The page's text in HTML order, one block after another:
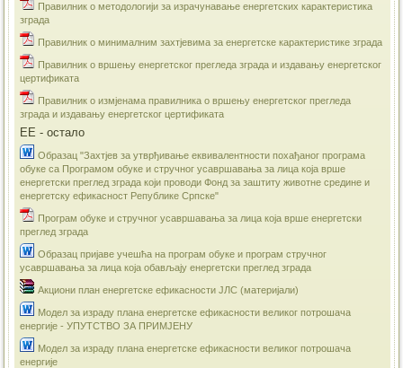
Правилник о методологији за израчунавање енергетских карактеристика
зграда
Правилник о минималним захтјевима за енергетске карактеристике зграда
Правилник о вршењу енергетског прегледа зграда и издавању енергетског
цертификата
Правилник о измјенама правилника о вршењу енергетског прегледа
зграда и издавању енергетског цертификата
ЕЕ - остало
Образац "Захтјев за утврђивање еквивалентности похађаног програма
обуке са Програмом обуке и стручног усавршавања за лица која врше
енергетски преглед зграда који проводи Фонд за заштиту животне средине и
енергетску ефикасност Републике Српске"
Програм обуке и стручног усавршавања за лица која врше енергетски
преглед зграда
Образац пријаве учешћа на програм обуке и програм стручног
усавршавања за лица која обављају енергетски преглед зграда
Акциони план енергетске ефикасности ЈЛС (материјали)
​Модел за израду плана енергетске ефикасности великог потрошача
енергије - УПУТСТВО ЗА ПРИМЈЕНУ
Модел за израду плана енергетске ефикасности великог потрошача
енергије